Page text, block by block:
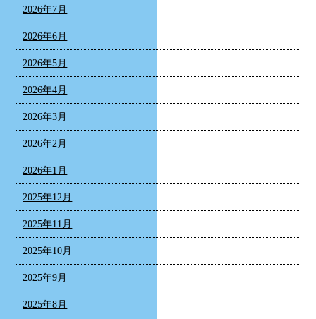
2026年7月
2026年6月
2026年5月
2026年4月
2026年3月
2026年2月
2026年1月
2025年12月
2025年11月
2025年10月
2025年9月
2025年8月